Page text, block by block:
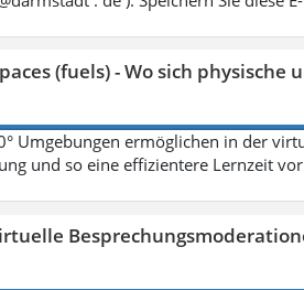
(fuels) - Wo sich
Umgebungen ermöglichen in der
und so eine effizientere Lernzeit